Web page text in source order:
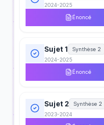
2024-2025
Énoncé
Sujet 1
Synthèse 2
2024-2025
Énoncé
Sujet 2
Synthèse 2
2023-2024